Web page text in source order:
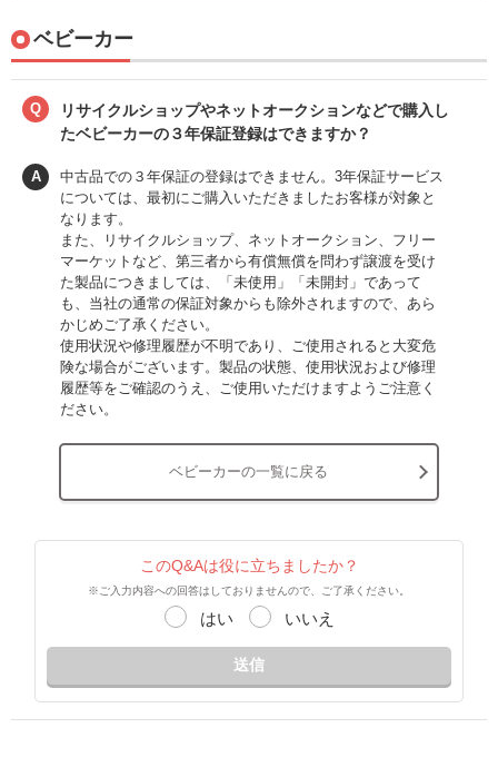
ベビーカー
Q
リサイクルショップやネットオークションなどで購入し
たベビーカーの３年保証登録はできますか？
A
中古品での３年保証の登録はできません。3年保証サービス
については、最初にご購入いただきましたお客様が対象と
なります。
また、リサイクルショップ、ネットオークション、フリー
マーケットなど、第三者から有償無償を問わず譲渡を受け
た製品につきましては、「未使用」「未開封」であって
も、当社の通常の保証対象からも除外されますので、あら
かじめご了承ください。
使用状況や修理履歴が不明であり、ご使用されると大変危
険な場合がございます。製品の状態、使用状況および修理
履歴等をご確認のうえ、ご使用いただけますようご注意く
ださい。
ベビーカーの一覧に戻る
このQ&Aは役に立ちましたか？
※ご入力内容への回答はしておりませんので、ご了承ください。
はい いいえ
送信